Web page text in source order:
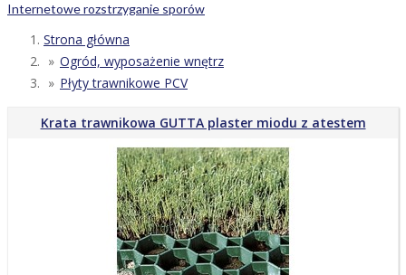
Internetowe rozstrzyganie sporów
Strona główna
Ogród, wyposażenie wnętrz
Płyty trawnikowe PCV
Krata trawnikowa GUTTA plaster miodu z atestem